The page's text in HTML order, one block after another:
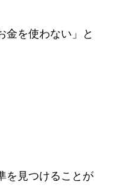
金を使わない」と
を見つけることが